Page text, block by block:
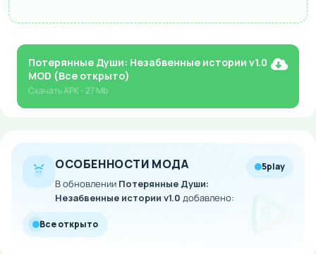
Потерянные Души: Незабвенные истории v1.0
MOD (Все открыто)
СкачатьAPK- 27 Mb
ОСОБЕННОСТИ МОДА
В обновлении Потерянные Души:
Незабвенные истории v1.0 добавлено:
5play
Все открыто